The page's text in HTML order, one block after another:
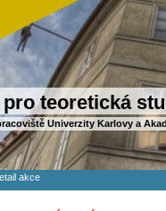
teoretická
Univerzity Karlovy a
akce